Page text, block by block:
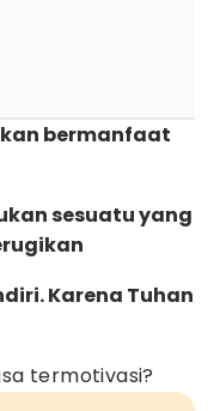
bermanfaat
sesuatu yang
Karena Tuhan
termotivasi?